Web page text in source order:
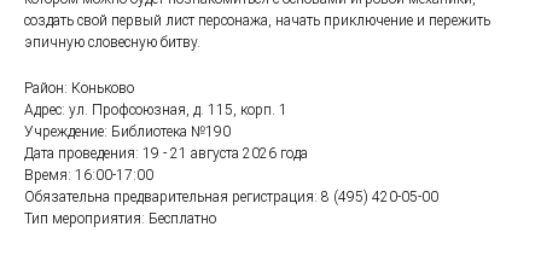
создать свой первый лист персонажа, начать приключение и пережить
эпичную словесную битву.
Район: Коньково
Адрес: ул. Профсоюзная, д. 115, корп. 1
Учреждение: Библиотека №190
Дата проведения: 19 - 21 августа 2026 года
Время: 16:00-17:00
Обязательна предварительная регистрация: 8 (495) 420-05-00
Тип мероприятия: Бесплатно